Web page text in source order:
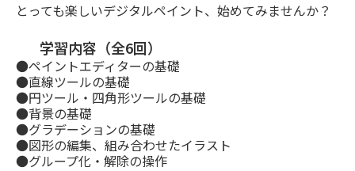
とっても楽しいデジタルペイント、始めてみませんか？
学習内容（全6回）
●ペイントエディターの基礎
●直線ツールの基礎
●円ツール・四角形ツールの基礎
●背景の基礎
●グラデーションの基礎
●図形の編集、組み合わせたイラスト
●グループ化・解除の操作